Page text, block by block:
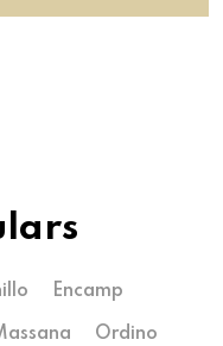
Encamp
Ordino